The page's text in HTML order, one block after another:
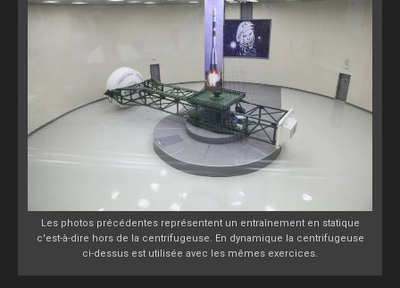
Les photos précédentes représentent un entraînement en statique
c'est-à-dire hors de la centrifugeuse. En dynamique la centrifugeuse
ci-dessus est utilisée avec les mêmes exercices.